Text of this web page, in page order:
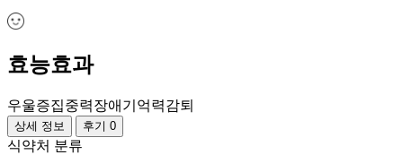
효능효과
우울증집중력장애 기억력감퇴
상세 정보 후기 0
식약처 분류